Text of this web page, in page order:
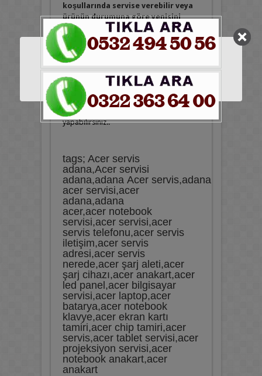
koşullarında servise verebilir veya
ürünün durumuna göre yenisini
temin edebilirsiniz.
Satış Sonrası Servis
Acer Marka Tüm anakart çeşitlerimiz2
Yıl Garanti
lidir. Satın aldığını üründen
memnun kalmaz isterseniz iade edebilir
ya da başka bir model ile değişim
yapabilirsiniz..
tags; Acer servis
adana,Acer servisi
adana,adana Acer servis,adana
acer servisi,acer
adana,adana
acer,acer notebook
servisi,acer servisi,acer
servis telefonu,acer servis
iletişim,acer servis
adresi,acer servis
nerede,acer şarj aleti,acer
şarj cihazı,acer anakart,acer
led panel,acer bilgisayar
servisi,acer laptop,acer
batarya,acer notebook
klavye,acer ekran kartı
tamiri,acer chip tamiri,acer
servis,acer tablet servisi,acer
projeksiyon servisi,acer
notebook anakart,acer
anakart